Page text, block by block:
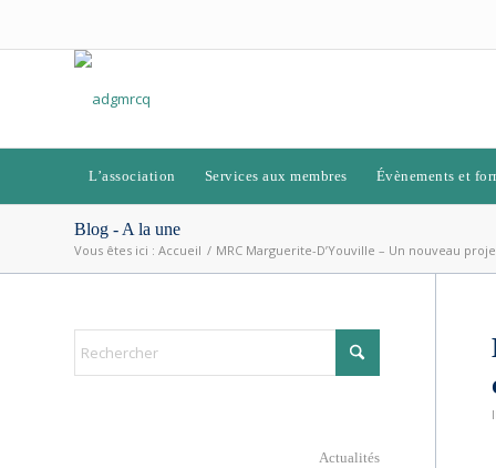
L’association Services aux membres Évènements et
Blog - A la une
Vous êtes ici : Accueil / MRC Marguerite-D’Youville – Un nouveau
Actualités